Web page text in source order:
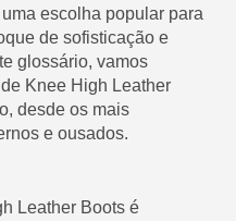
escolha popular para
de sofisticação e
glossário, vamos
Knee High Leather
desde os mais
e ousados.
Leather Boots é